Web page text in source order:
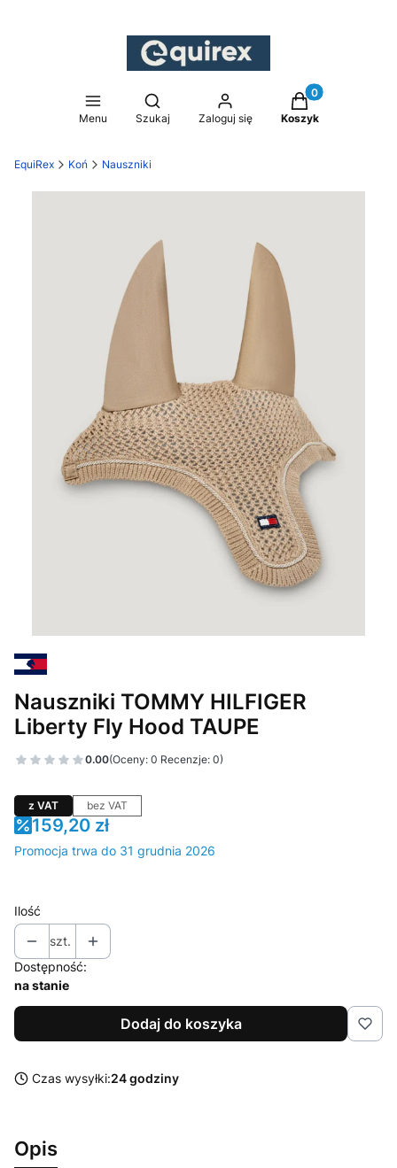
Menu
Otwórz wyszukiwarkę
Szukaj Zaloguj się
Produkty w
Koszyk
EquiRex Koń Nauszniki
Nauszniki TOMMY HILFIGER
Liberty Fly Hood TAUPE
0.00(Oceny: 0 Recenzje: 0)
z VAT bez VAT
159,20 zł
Promocja trwa do 31 grudnia 2026
Ilość
szt.
Dostępność:
na stanie
Dodaj do koszyka
Czas wysyłki:24 godziny
Opis